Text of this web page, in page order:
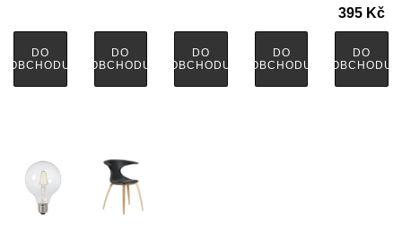
DO
OBCHODU
DO
OBCHODU
DO
OBCHODU
DO
OBCHODU
395 Kč
DO
OBCHODU